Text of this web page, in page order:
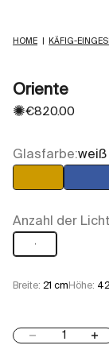
HOME KÄFIG-
Oriente
✺Angebot
€820.00
Glasfarbe:weiß
Bernstein
Anzahl der
1
Breite: 21 cm Höhe:
Anzahl